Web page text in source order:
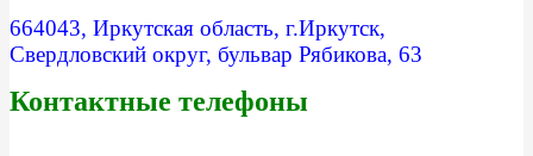
664043, Иркутская область, г.Иркутск,
Свердловский округ, бульвар Рябикова, 63
Контактные телефоны